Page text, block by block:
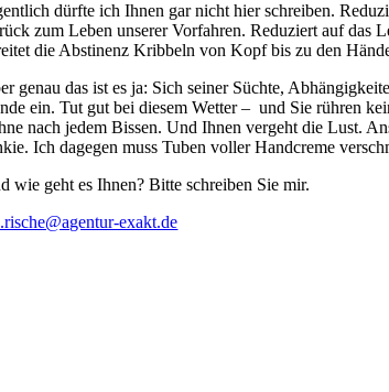
dürfte ich Ihnen gar nicht hier schreiben.
zum Leben unserer Vorfahren. Reduziert auf
die Abstinenz Kribbeln von Kopf bis zu den
genau das ist es ja: Sich seiner Süchte,
ein. Tut gut bei diesem Wetter – und Sie rühren
nach jedem Bissen. Und Ihnen vergeht die Lust.
Ich dagegen muss Tuben voller Handcreme
wie geht es Ihnen? Bitte schreiben Sie mir.
exakt.de